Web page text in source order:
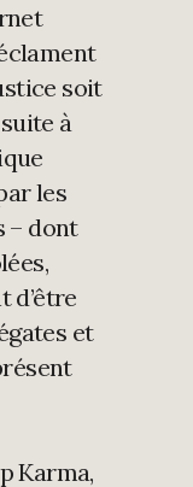
soit
à
les
– dont
d’être
et
Karma,